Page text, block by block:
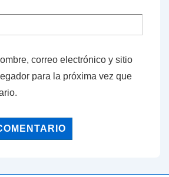
correo electrónico y sitio
para la próxima vez que